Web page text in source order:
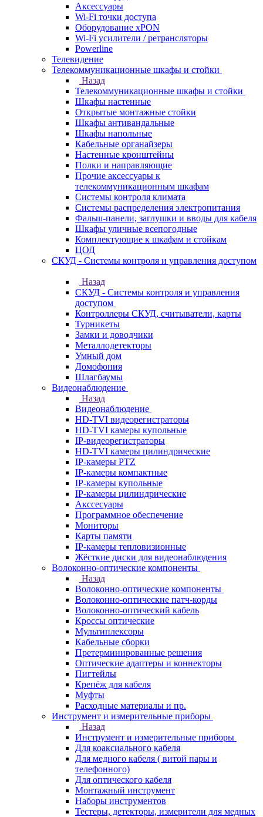
Аксессуары
Wi-Fi точки доступа
Оборудование хPON
Wi-Fi усилители / ретрансляторы
Powerline
Телевидение
Телекоммуникационные шкафы и стойки
Назад
Телекоммуникационные шкафы и стойки
Шкафы настенные
Открытые монтажные стойки
Шкафы антивандальные
Шкафы напольные
Кабельные органайзеры
Настенные кронштейны
Полки и направляющие
Прочие аксессуары к
телекоммуникационным шкафам
Системы контроля климата
Системы распределения электропитания
Фальш-панели, заглушки и вводы для кабеля
Шкафы уличные всепогодные
Комплектующие к шкафам и стойкам
ЦОД
СКУД - Системы контроля и управления доступом
Назад
СКУД - Системы контроля и управления
доступом
Контроллеры СКУД, считыватели, карты
Турникеты
Замки и доводчики
Металлодетекторы
Умный дом
Домофония
Шлагбаумы
Видеонаблюдение
Назад
Видеонаблюдение
HD-TVI видеорегистраторы
HD-TVI камеры купольные
IP-видеорегистраторы
HD-TVI камеры цилиндрические
IP-камеры PTZ
IP-камеры компактные
IP-камеры купольные
IP-камеры цилиндрические
Акссесуары
Программное обеспечение
Мониторы
Карты памяти
IP-камеры тепловизионные
Жёсткие диски для видеонаблюдения
Волоконно-оптические компоненты
Назад
Волоконно-оптические компоненты
Волоконно-оптические патч-корды
Волоконно-оптический кабель
Кроссы оптические
Мультиплексоры
Кабельные сборки
Претерминированные решения
Оптические адаптеры и коннекторы
Пигтейлы
Крепёж для кабеля
Муфты
Расходные материалы и пр.
Инструмент и измерительные приборы
Назад
Инструмент и измерительные приборы
Для коаксиального кабеля
Для медного кабеля ( витой пары и
телефонного)
Для оптического кабеля
Монтажный инструмент
Наборы инструментов
Тестеры, детекторы, измерители для медных